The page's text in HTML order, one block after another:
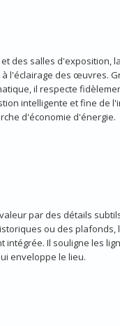
des salles d'exposition,
l'éclairage des œuvres.
il respecte
intelligente et fine
d'économie d'énergie.
par des détails
ou des plafonds,
Il souligne les
enveloppe le lieu.